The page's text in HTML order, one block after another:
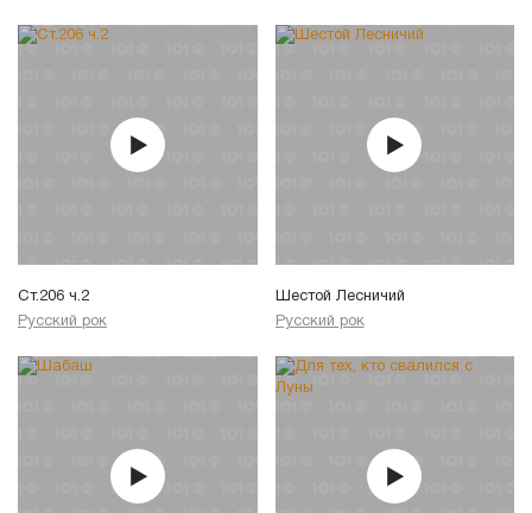
Ст.206 ч.2
Русский рок
Шестой Лесничий
Русский рок